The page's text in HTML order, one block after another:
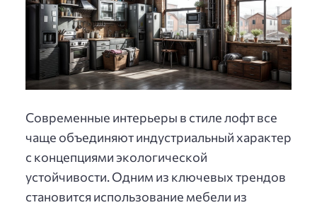
Современные интерьеры в стиле лофт все
чаще объединяют индустриальный характер
с концепциями экологической
устойчивости. Одним из ключевых трендов
становится использование мебели из